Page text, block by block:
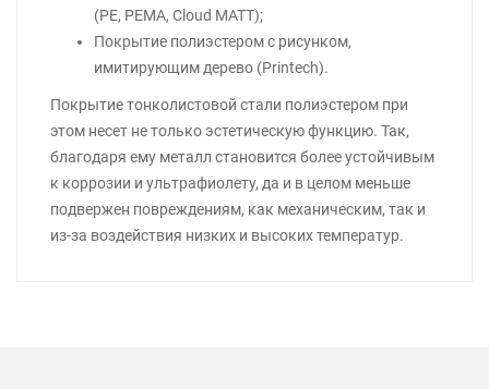
(PE, PEMA, Cloud MATT);
Покрытие полиэстером с рисунком,
имитирующим дерево (Printech).
Покрытие тонколистовой стали полиэстером при
этом несет не только эстетическую функцию. Так,
благодаря ему металл становится более устойчивым
к коррозии и ультрафиолету, да и в целом меньше
подвержен повреждениям, как механическим, так и
из-за воздействия низких и высоких температур.